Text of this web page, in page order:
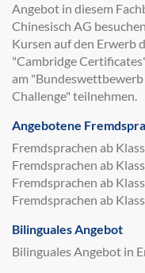
Angebot in diesem
Chinesisch AG
Kursen auf den Erwerb
"Cambridge
am "Bundeswettbewerb
Challenge" teilnehmen.
Angebotene
Fremdsprachen ab
Fremdsprachen ab
Fremdsprachen ab
Fremdsprachen ab
Bilinguales Angebot
Bilinguales Angebot in